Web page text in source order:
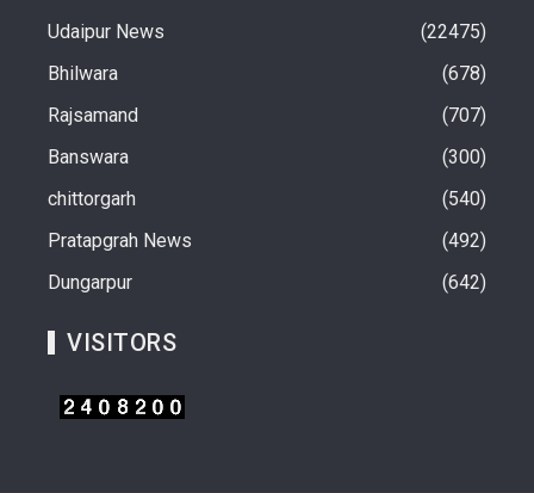
Udaipur News
22475
Bhilwara
678
Rajsamand
707
Banswara
300
chittorgarh
540
Pratapgrah News
492
Dungarpur
642
VISITORS